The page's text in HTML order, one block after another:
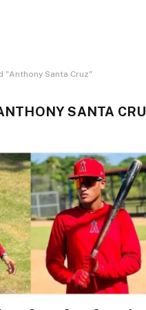
"Anthony Santa Cruz"
SANTA